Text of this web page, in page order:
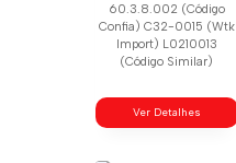
60.3.8.002 (Código
Confia) C32-0015 (Wtk
Import) L0210013
(Código Similar)
Ver Detalhes